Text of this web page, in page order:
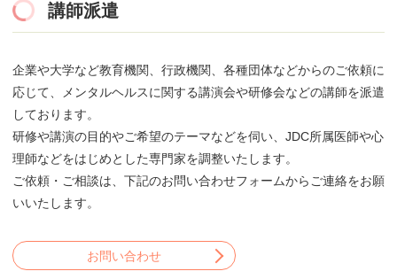
講師派遣
企業や大学など教育機関、行政機関、各種団体などからのご依頼に
応じて、メンタルヘルスに関する講演会や研修会などの講師を派遣
しております。
研修や講演の目的やご希望のテーマなどを伺い、JDC所属医師や心
理師などをはじめとした専門家を調整いたします。
ご依頼・ご相談は、下記のお問い合わせフォームからご連絡をお願
いいたします。
お問い合わせ